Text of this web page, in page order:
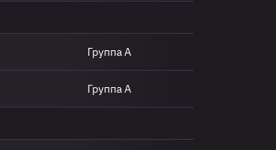
Группа A
Группа A